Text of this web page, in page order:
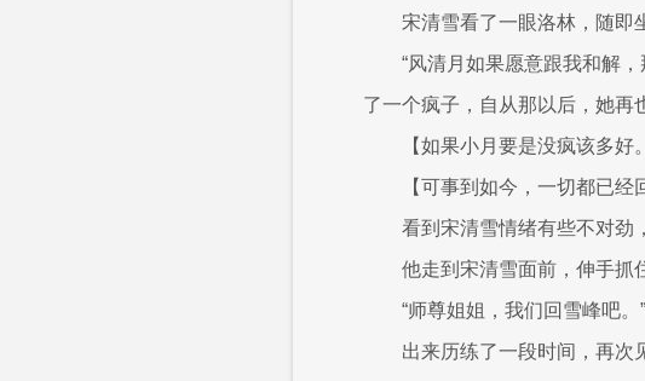
宋清雪看了一眼洛林，随即
“风清月如果愿意跟我和解
了一个疯子，自从那以后，她再
【如果小月要是没疯该多好
【可事到如今，一切都已
看到宋清雪情绪有些不对劲
他走到宋清雪面前，伸手抓
“师尊姐姐，我们回雪峰吧。”
出来历练了一段时间，再次